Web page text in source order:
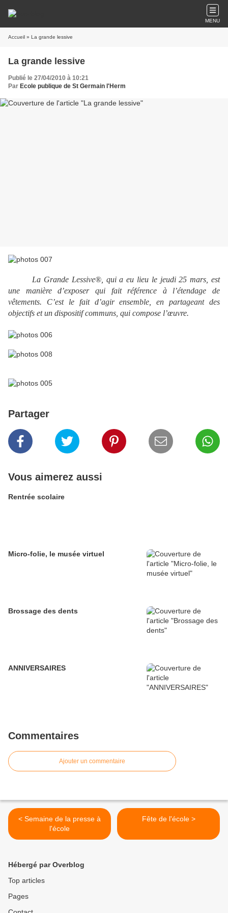
MENU
Accueil » La grande lessive
La grande lessive
Publié le 27/04/2010 à 10:21
Par Ecole publique de St Germain l'Herm
La Grande Lessive®, quia eu lieu le jeudi 25 mars, est
une manière d’exposer qui fait référence à l’étendage de
vêtements. C’est le fait d’agir ensemble, en partageant des
objectifs et un dispositif communs, qui compose l’œuvre.
Partager
Vous aimerez aussi
Rentrée scolaire
Micro-folie, le musée virtuel
Brossage des dents
ANNIVERSAIRES
Commentaires
Ajouter un commentaire
< Semaine de la presse à
l'école
Fête de l'école >
Hébergé par Overblog
Top articles
Pages